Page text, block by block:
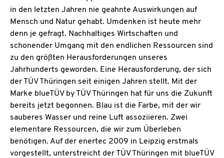
in den letzten Jahren nie geahnte Auswirkungen auf
Mensch und Natur gehabt. Umdenken ist heute mehr
denn je gefragt. Nachhaltiges Wirtschaften und
schonender Umgang mit den endlichen Ressourcen sind
zu den größten Herausforderungen unseres
Jahrhunderts geworden. Eine Herausforderung, der sich
der TÜV Thüringen seit einigen Jahren stellt. Mit der
Marke blueTÜV by TÜV Thüringen hat für uns die Zukunft
bereits jetzt begonnen. Blau ist die Farbe, mit der wir
sauberes Wasser und reine Luft assoziieren. Zwei
elementare Ressourcen, die wir zum Überleben
benötigen. Auf der enertec 2009 in Leipzig erstmals
vorgestellt, unterstreicht der TÜV Thüringen mit blueTÜV